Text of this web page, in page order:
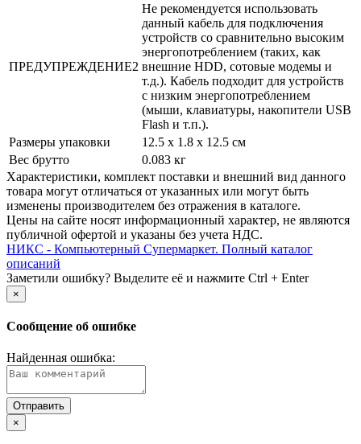
ПРЕДУПРЕЖДЕНИЕ2
Не рекомендуется использовать
данный кабель для подключения
устройств со сравнительно высоким
энергопотреблением (таких, как
внешние HDD, сотовые модемы и
т.д.). Кабель подходит для устройств
с низким энергопотреблением
(мыши, клавиатуры, накопители USB
Flash и т.п.).
Размеры упаковки
12.5 x 1.8 x 12.5 см
Вес брутто
0.083 кг
Xарактеристики, комплект поставки и внешний вид данного
товара могут отличаться от указанных или могут быть
изменены производителем без отражения в каталоге.
Цены на сайте носят информационный характер, не являются
публичной офертой и указаны без учета НДС.
НИКС - Компьютерный Cупермаркет. Полный каталог
описаний
Заметили ошибку? Выделите её и нажмите Ctrl + Enter
×
Сообщение об ошибке
Найденная ошибка:
×